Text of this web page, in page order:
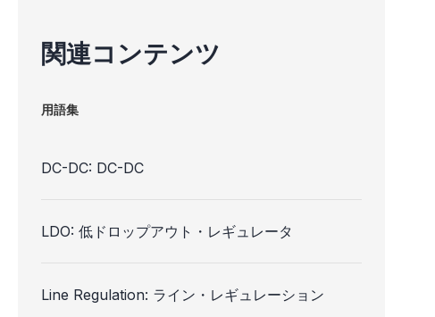
関連コンテンツ
用語集
DC-DC: DC-DC
LDO: 低ドロップアウト・レギュレータ
Line Regulation: ライン・レギュレーション